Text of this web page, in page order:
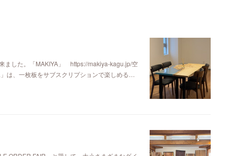
ました。「MAKIYA」 https://makiya-kagu.jp/空
は、一枚板をサブスクリプションで楽しめる…